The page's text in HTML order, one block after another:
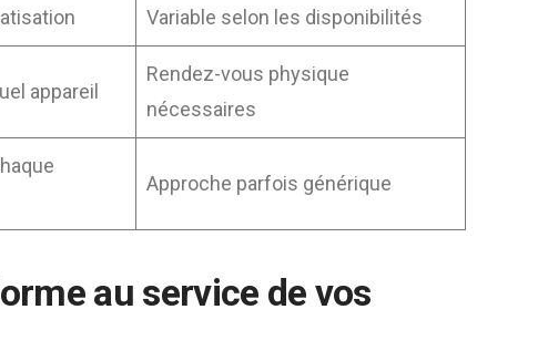
Variable selon les disponibilités
appareil
Rendez-vous physique
nécessaires
Approche parfois générique
au service de vos